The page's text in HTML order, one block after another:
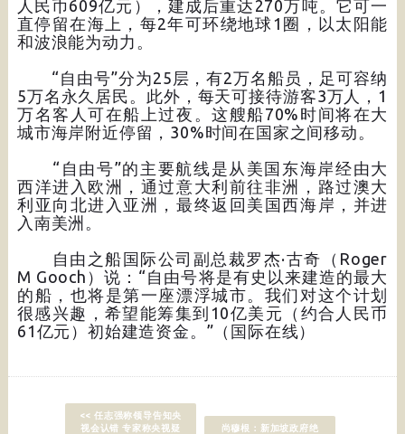
人民币609亿元），建成后重达270万吨。它可一
直停留在海上，每2年可环绕地球1圈，以太阳能
和波浪能为动力。
“自由号”分为25层，有2万名船员，足可容纳
5万名永久居民。此外，每天可接待游客3万人，1
万名客人可在船上过夜。这艘船70%时间将在大
城市海岸附近停留，30%时间在国家之间移动。
“自由号”的主要航线是从美国东海岸经由大
西洋进入欧洲，通过意大利前往非洲，路过澳大
利亚向北进入亚洲，最终返回美国西海岸，并进
入南美洲。
自由之船国际公司副总裁罗杰·古奇（Roger
M Gooch）说：“自由号将是有史以来建造的最大
的船，也将是第一座漂浮城市。我们对这个计划
很感兴趣，希望能筹集到10亿美元（约合人民币
61亿元）初始建造资金。”（国际在线）
<< 任志强称领导告知央
视会认错 专家称央视疑
尚穆根：新加坡政府绝